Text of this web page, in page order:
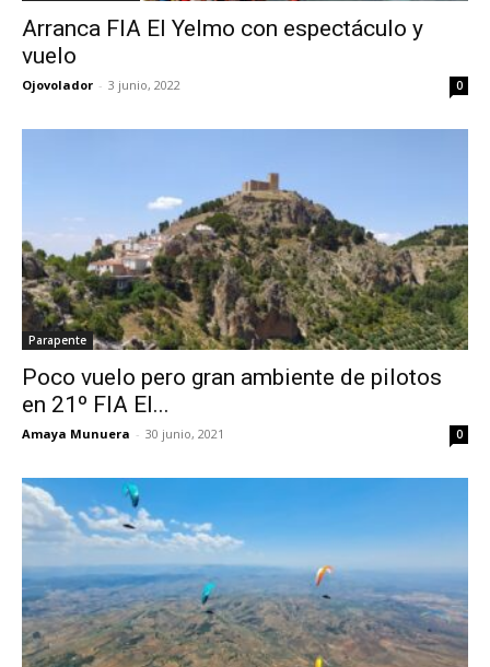
Arranca FIA El Yelmo con espectáculo y
vuelo
Ojovolador - 3 junio, 2022 0
Parapente
Poco vuelo pero gran ambiente de pilotos
en 21º FIA El...
Amaya Munuera - 30 junio, 2021 0